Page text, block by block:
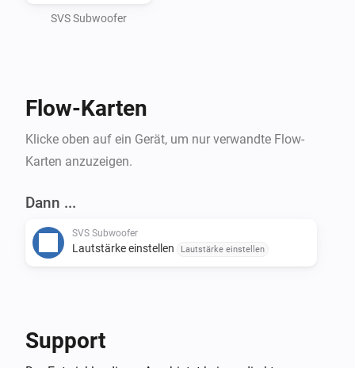
SVS Subwoofer
Flow-Karten
Klicke oben auf ein Gerät, um nur verwandte Flow-
Karten anzuzeigen.
Dann ...
SVS Subwoofer
Lautstärke einstellen Lautstärke einstellen
Support